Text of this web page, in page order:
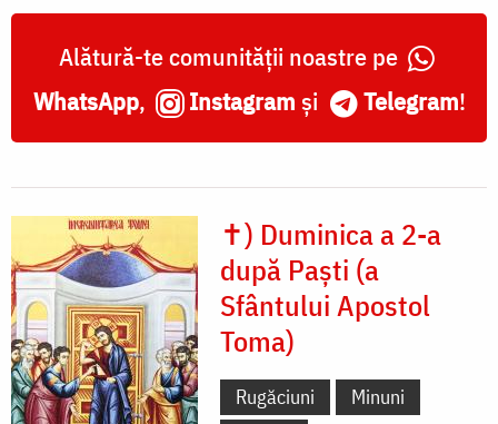
Alătură-te comunității noastre pe
WhatsApp, Instagram și Telegram!
✝) Duminica a 2-a
după Paști (a
Sfântului Apostol
Toma)
Rugăciuni
Minuni